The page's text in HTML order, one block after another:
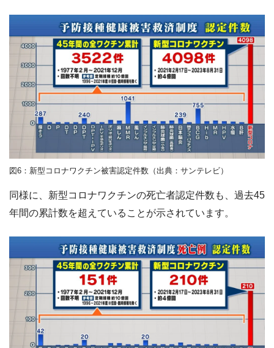
図6：新型コロナワクチン被害認定件数（出典：サンテレビ）
同様に、新型コロナワクチンの死亡者認定件数も、過去45
年間の累計数を超えていることが示されています。